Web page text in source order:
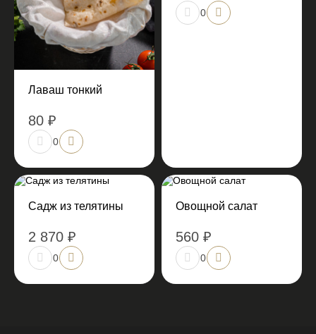
Лаваш тонкий
80 ₽
0
0
Садж из телятины
2 870 ₽
0
Овощной салат
560 ₽
0